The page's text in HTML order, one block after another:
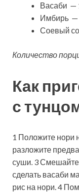
Васаби —
Имбирь —
Соевый
Количество
Как
с
1 Положите нори
разложите
суши. 3
сделать васаби
рис на нори. 4